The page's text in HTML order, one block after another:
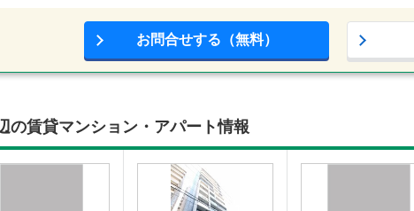
お問合せする（無料）
の賃貸マンション・アパート情報